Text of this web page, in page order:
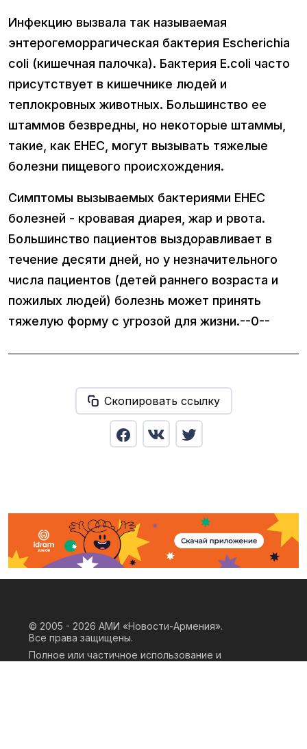
Инфекцию вызвала так называемая
энтерогеморрагическая бактерия Escherichia
coli (кишечная палочка). Бактерия E.coli часто
присутствует в кишечнике людей и
теплокровных животных. Большинство ее
штаммов безвредны, но некоторые штаммы,
такие, как EHEC, могут вызывать тяжелые
болезни пищевого происхождения.
Симптомы вызываемых бактериями EHEC
болезней - кровавая диарея, жар и рвота.
Большинство пациентов выздоравливает в
течение десяти дней, но у незначительного
числа пациентов (детей раннего возраста и
пожилых людей) болезнь может принять
тяжелую форму с угрозой для жизни.--0--
Скопировать ссылку
© 2005 - 2026 АМИ «Новости-Армения».
Все права защищены.
Полное или частичное использование и